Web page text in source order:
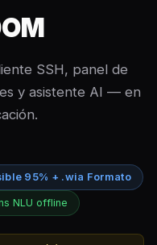
SSH, panel de
y asistente AI — en
95% + .wia Formato
NLU offline